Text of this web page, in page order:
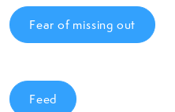
Fear of missing out
Feed